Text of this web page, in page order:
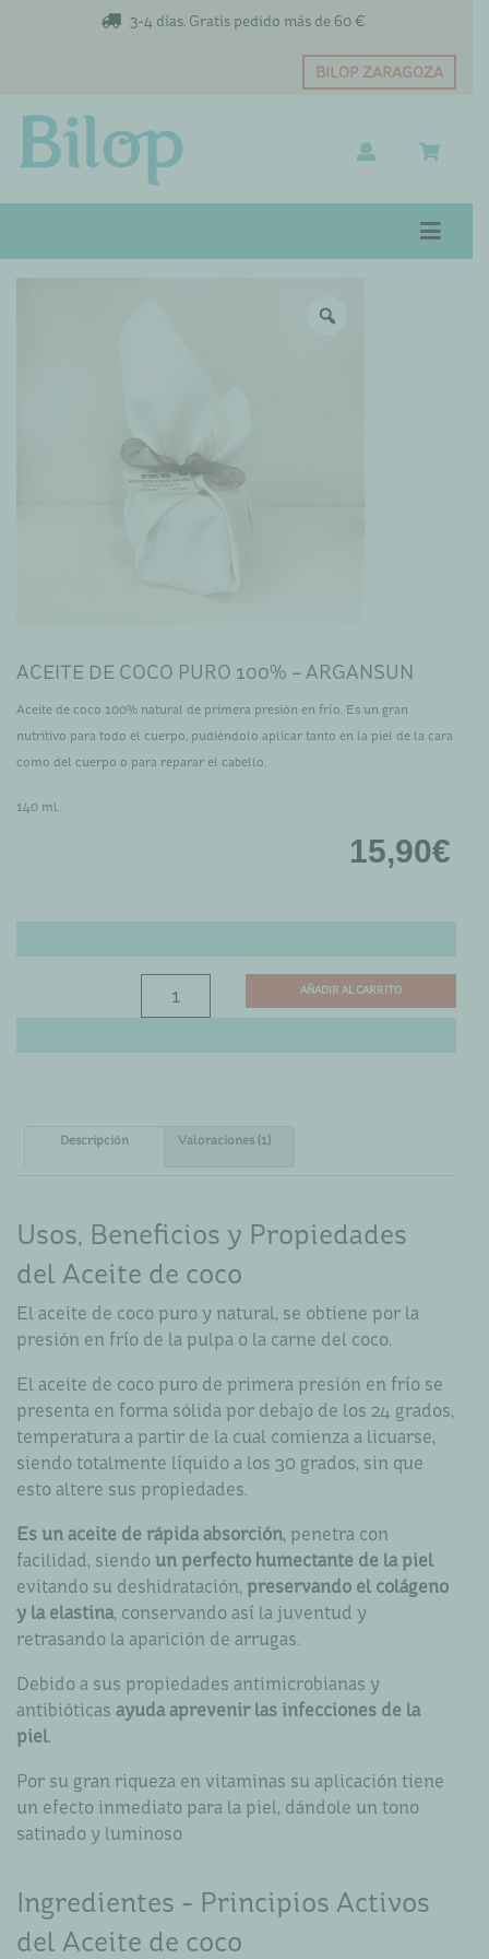
3-4 días. Gratis pedido más de 60 €
BILOP ZARAGOZA
ACEITE DE COCO PURO 100% – ARGANSUN
15,90€
Aceite de coco 100% natural de primera presión en frío. Es un gran
nutritivo para todo el cuerpo, pudiéndolo aplicar tanto en la piel de la cara
como del cuerpo o para reparar el cabello.
140 ml.
DE
ARGANSUN
AÑADIR AL CARRITO
Descripción Valoraciones (1)
Usos, Beneficios y Propiedades
del Aceite de coco
El aceite de coco puro y natural, se obtiene por la
presión en frío de la pulpa o la carne del coco.
El aceite de coco puro de primera presión en frío se
presenta en forma sólida por debajo de los 24 grados,
temperatura a partir de la cual comienza a licuarse,
siendo totalmente líquido a los 30 grados, sin que
esto altere sus propiedades.
Es un aceite de rápida absorción, penetra con
facilidad, siendo un perfecto humectante de la piel
evitando su deshidratación, preservando el colágeno
y la elastina, conservando así la juventud y
retrasando la aparición de arrugas.
Debido a sus propiedades antimicrobianas y
antibióticas ayuda aprevenir las infecciones de la
piel.
Por su gran riqueza en vitaminas su aplicación tiene
un efecto inmediato para la piel, dándole un tono
satinado y luminoso
Ingredientes - Principios Activos
del Aceite de coco